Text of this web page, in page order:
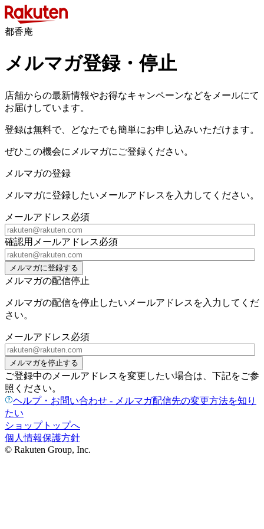
都香庵
メルマガ登録・停止
店舗からの最新情報やお得なキャンペーンなどをメールにて
お届けしています。
登録は無料で、どなたでも簡単にお申し込みいただけます。
ぜひこの機会にメルマガにご登録ください。
メルマガの登録
メルマガに登録したいメールアドレスを入力してください。
メールアドレス必須
確認用メールアドレス必須
メルマガに登録する
メルマガの配信停止
メルマガの配信を停止したいメールアドレスを入力してくだ
さい。
メールアドレス必須
メルマガを停止する
ご登録中のメールアドレスを変更したい場合は、下記をご参
照ください。
ヘルプ・お問い合わせ - メルマガ配信先の変更方法を知り
たい
ショップトップへ
個人情報保護方針
© Rakuten Group, Inc.